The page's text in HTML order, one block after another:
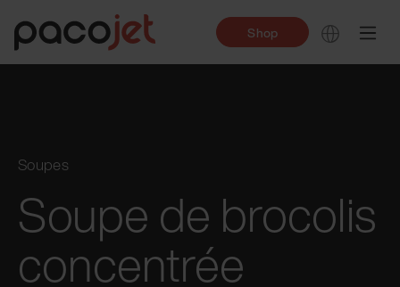
Shop
Soupes
Soupe de brocolis
concentrée